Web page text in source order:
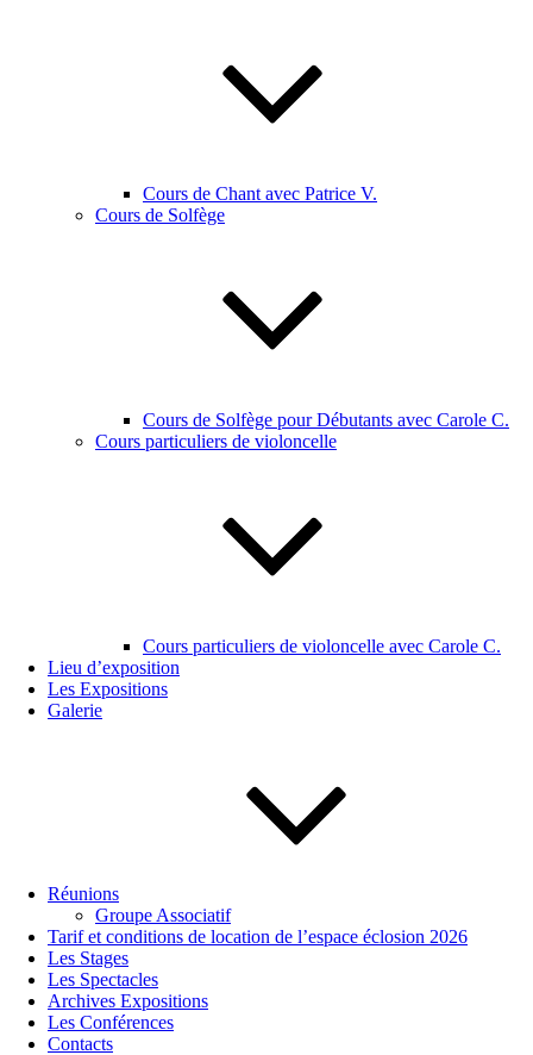
Cours de Chant avec Patrice V.
Cours de Solfège
Cours de Solfège pour Débutants avec Carole C.
Cours particuliers de violoncelle
Cours particuliers de violoncelle avec Carole C.
Lieu d’exposition
Les Expositions
Galerie
Réunions
Groupe Associatif
Tarif et conditions de location de l’espace éclosion 2026
Les Stages
Les Spectacles
Archives Expositions
Les Conférences
Contacts